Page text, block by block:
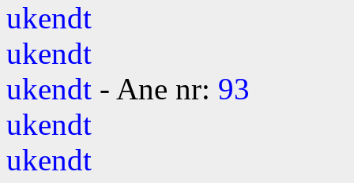
ukendt
ukendt
ukendt - Ane nr: 93
ukendt
ukendt